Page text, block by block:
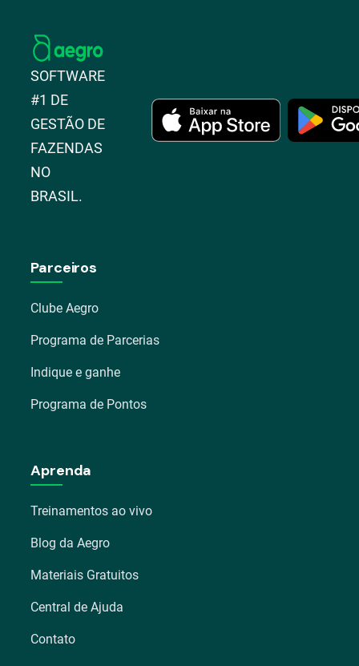
SOFTWARE
#1 DE
GESTÃO DE
FAZENDAS
NO
BRASIL.
Parceiros
Clube Aegro
Programa de Parcerias
Indique e ganhe
Programa de Pontos
Aprenda
Treinamentos ao vivo
Blog da Aegro
Materiais Gratuitos
Central de Ajuda
Contato